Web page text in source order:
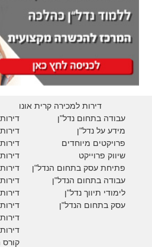
דירות למכירה קרית אונו
קורס
עבודה בתחום נדל"ן
מידע על נדל"ן
פרויקטים מיוחדים
שיווק פרוייקט
פתיחת עסק בתחום הנדל"ן
עבודה בתחום הנדל"ן
לימודי תיווך נדל"ן
עסק בתחום הנדל"ן